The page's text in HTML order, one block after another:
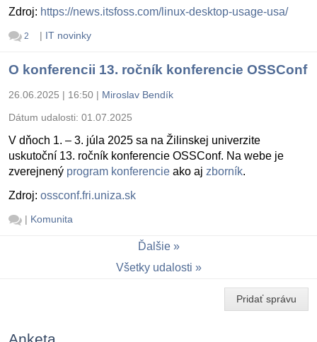
Zdroj: https://news.itsfoss.com/linux-desktop-usage-usa/
2 | IT novinky
O konferencii 13. ročník konferencie OSSConf
26.06.2025 | 16:50 | Miroslav Bendík
Dátum udalosti: 01.07.2025
V dňoch 1. – 3. júla 2025 sa na Žilinskej univerzite
uskutoční 13. ročník konferencie OSSConf. Na webe je
zverejnený program konferencie ako aj zborník.
Zdroj: ossconf.fri.uniza.sk
| Komunita
Ďalšie
Všetky udalosti
Pridať správu
Anketa